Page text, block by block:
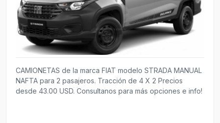
CAMIONETAS de la marca FIAT modelo STRADA MANUAL
NAFTA para 2 pasajeros. Tracción de 4 X 2 Precios
desde 43.00 USD. Consultanos para más opciones e info!